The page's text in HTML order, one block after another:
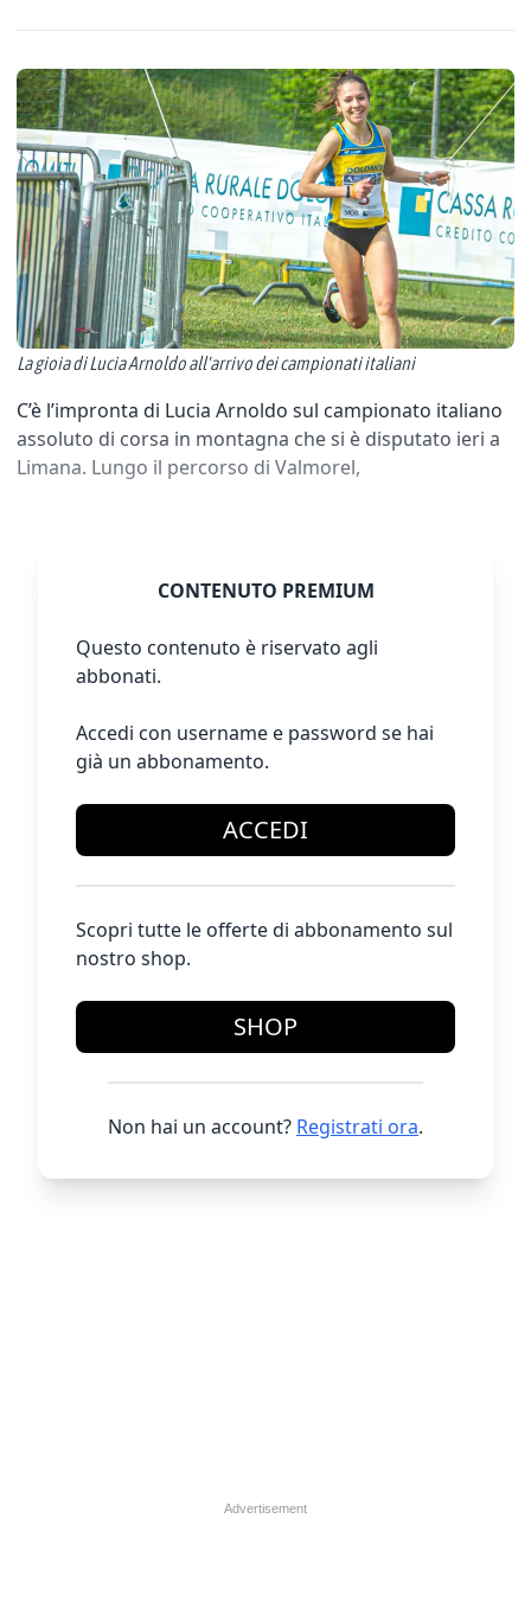
La gioia di Lucia Arnoldo all'arrivo dei campionati italiani
C’è l’impronta di Lucia Arnoldo sul campionato italiano
assoluto di corsa in montagna che si è disputato ieri a
Limana. Lungo il percorso di Valmorel,
CONTENUTO PREMIUM
Questo contenuto è riservato agli
abbonati.
Accedi con username e password se hai
già un abbonamento.
ACCEDI
Scopri tutte le offerte di abbonamento sul
nostro shop.
SHOP
Non hai un account? Registrati ora.